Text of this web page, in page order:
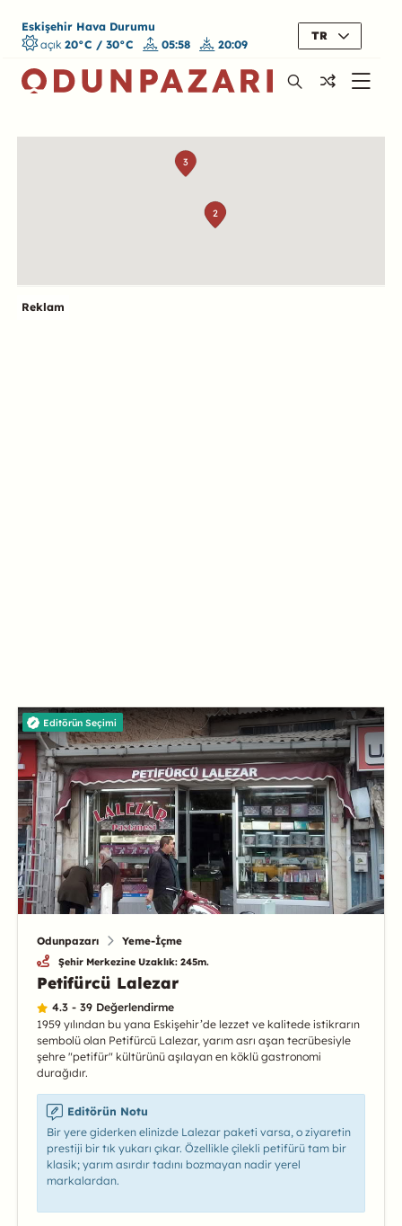
Eskişehir Hava Durumu
açık 20°C / 30°C 05:58 20:09
TR
1
2
3
Reklam
Editörün Seçimi
Odunpazarı Yeme-İçme
Şehir Merkezine Uzaklık: 245m.
Petifürcü Lalezar
4.3 - 39 Değerlendirme
1959 yılından bu yana Eskişehir’de lezzet ve kalitede istikrarın
sembolü olan Petifürcü Lalezar, yarım asrı aşan tecrübesiyle
şehre "petifür" kültürünü aşılayan en köklü gastronomi
durağıdır.
Editörün Notu
Bir yere giderken elinizde Lalezar paketi varsa, o ziyaretin
prestiji bir tık yukarı çıkar. Özellikle çilekli petifürü tam bir
klasik; yarım asırdır tadını bozmayan nadir yerel
markalardan.